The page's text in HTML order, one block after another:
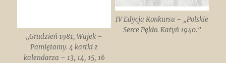
„Grudzień 1981, Wujek –
Pamiętamy. 4 kartki z
kalendarza – 13, 14, 15, 16
IV Edycja Konkursu – „Polskie
Serce Pękło. Katyń 1940.”